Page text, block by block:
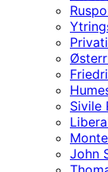
Sivile
John